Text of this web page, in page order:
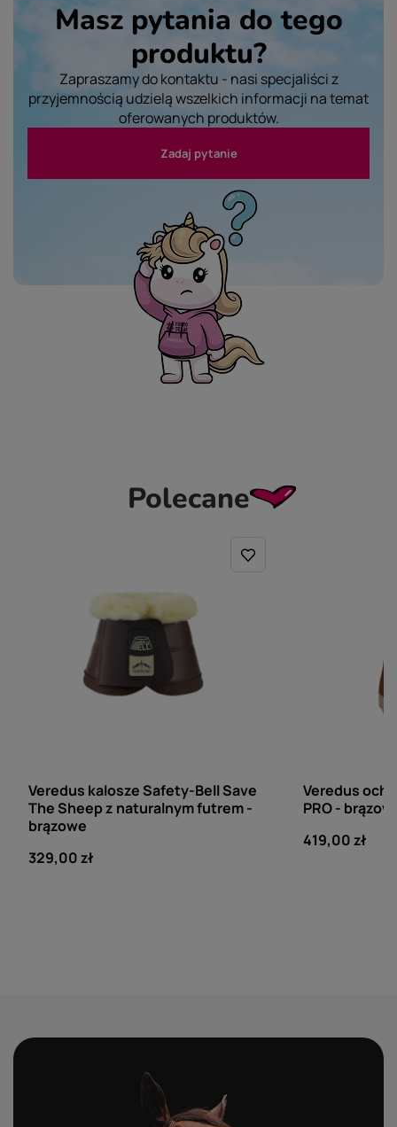
Masz pytania do tego
produktu?
Zapraszamy do kontaktu - nasi specjaliści z
przyjemnością udzielą wszelkich informacji na temat
oferowanych produktów.
Zadaj pytanie
Polecane
Veredus kalosze Safety-Bell Save
The Sheep z naturalnym futrem -
brązowe
329,00 zł
Veredus
PRO -
419,00 zł